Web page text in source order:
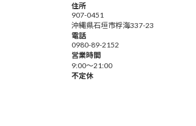
住所
907-0451
沖縄県石垣市桴海337-23
電話
0980-89-2152
営業時間
9:00～21:00
不定休